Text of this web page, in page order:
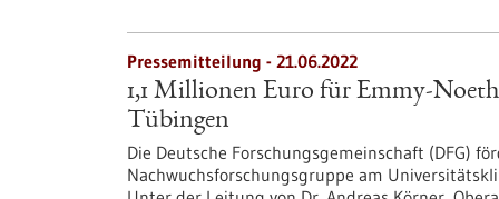
Pressemitteilung - 21.06.2022
1,1 Millionen Euro für Emmy-
Tübingen
Die Deutsche Forschungsgemeinschaft (DFG)
Nachwuchsforschungsgruppe am